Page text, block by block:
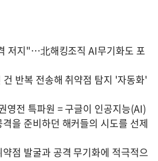
저지"…北해킹조직 AI무기화도 포
반복 전송해 취약점 탐지 '자동화'
영전 특파원 = 구글이 인공지능(AI)
을 준비하던 해커들의 시도를 선제
점 발굴과 공격 무기화에 적극적으